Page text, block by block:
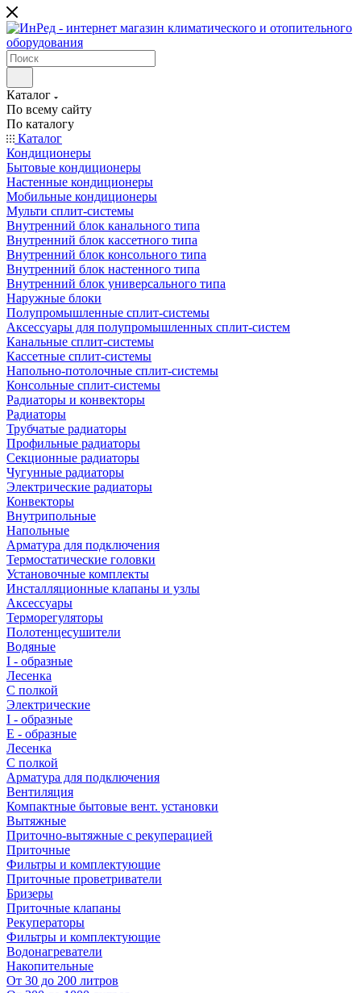
Каталог
По всему сайту
По каталогу
Каталог
Кондиционеры
Бытовые кондиционеры
Настенные кондиционеры
Мобильные кондиционеры
Мульти сплит-системы
Внутренний блок канального типа
Внутренний блок кассетного типа
Внутренний блок консольного типа
Внутренний блок настенного типа
Внутренний блок универсального типа
Наружные блоки
Полупромышленные сплит-системы
Аксессуары для полупромышленных сплит-систем
Канальные сплит-системы
Кассетные сплит-системы
Напольно-потолочные сплит-системы
Консольные сплит-системы
Радиаторы и конвекторы
Радиаторы
Трубчатые радиаторы
Профильные радиаторы
Секционные радиаторы
Чугунные радиаторы
Электрические радиаторы
Конвекторы
Внутрипольные
Напольные
Арматура для подключения
Термостатические головки
Установочные комплекты
Инсталляционные клапаны и узлы
Аксессуары
Терморегуляторы
Полотенцесушители
Водяные
I - образные
Лесенка
С полкой
Электрические
I - образные
E - образные
Лесенка
С полкой
Арматура для подключения
Вентиляция
Компактные бытовые вент. установки
Вытяжные
Приточно-вытяжные с рекуперацией
Приточные
Фильтры и комплектующие
Приточные проветриватели
Бризеры
Приточные клапаны
Рекуператоры
Фильтры и комплектующие
Водонагреватели
Накопительные
От 30 до 200 литров